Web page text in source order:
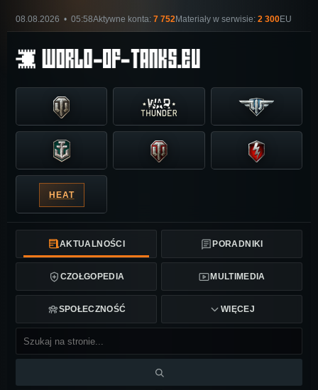
08.08.2026 • 05:58Aktywne konta: 7 752Materiały w serwisie: 2 300EU
HEAT
AKTUALNOŚCI PORADNIKI
CZOŁGOPEDIA MULTIMEDIA
SPOŁECZNOŚĆ WIĘCEJ